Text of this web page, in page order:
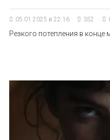
05.01.2025 в 22:16 352
Резкого потепления в конце